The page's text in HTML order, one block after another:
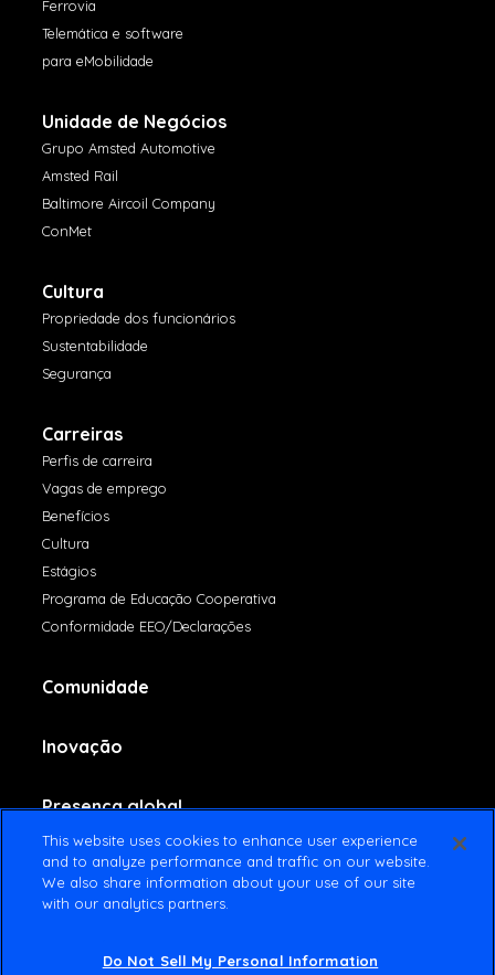
Ferrovia
Telemática e software
para eMobilidade
Unidade de Negócios
Grupo Amsted Automotive
Amsted Rail
Baltimore Aircoil Company
ConMet
Cultura
Propriedade dos funcionários
Sustentabilidade
Segurança
Carreiras
Perfis de carreira
Vagas de emprego
Benefícios
Cultura
Estágios
Programa de Educação Cooperativa
Conformidade EEO/Declarações
Comunidade
Inovação
Presença global
Fale conosco
This website uses cookies to enhance user experience
and to analyze performance and traffic on our website.
We also share information about your use of our site
with our analytics partners.
Do Not Sell My Personal Information